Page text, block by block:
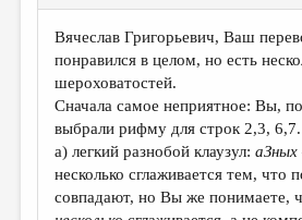
Вячеслав Григорьевич, Ваш
понравился в целом, но есть
шероховатостей.
Сначала самое неприятное: Вы,
выбрали рифму для строк 2,3,
а) легкий разнобой клаузул:
несколько сглаживается тем, что
совпадают, но Вы же понимаете,